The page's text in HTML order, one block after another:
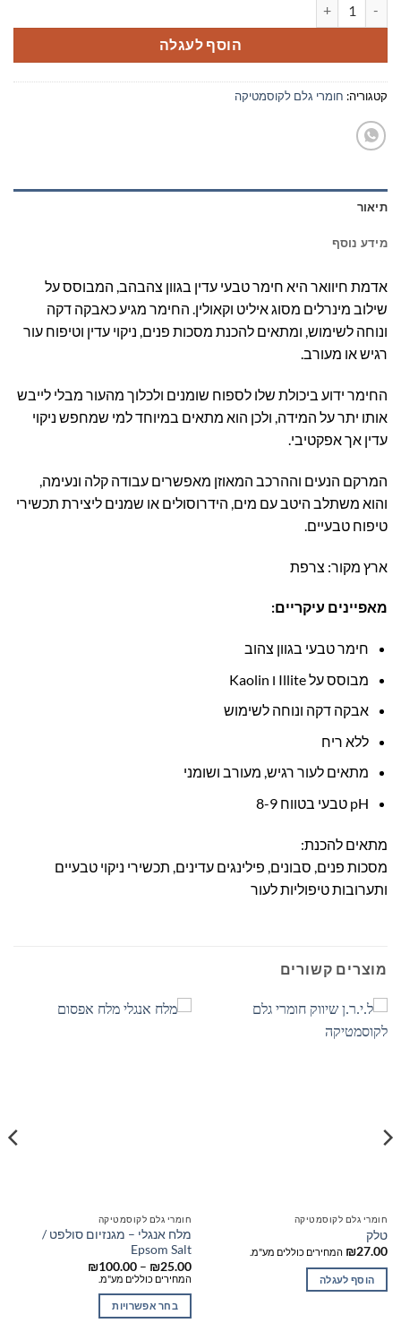
הוסף לעגלה
קטגוריה: חומרי גלם לקוסמטיקה
תיאור
מידע נוסף
אדמת חיוואר היא חימר טבעי עדין בגוון צהבהב, המבוסס על
שילוב מינרלים מסוג איליט וקאולין. החימר מגיע כאבקה דקה
ונוחה לשימוש, ומתאים להכנת מסכות פנים, ניקוי עדין וטיפוח עור
רגיש או מעורב.
החימר ידוע ביכולת שלו לספוח שומנים ולכלוך מהעור מבלי לייבש
אותו יתר על המידה, ולכן הוא מתאים במיוחד למי שמחפש ניקוי
עדין אך אפקטיבי.
המרקם הנעים וההרכב המאוזן מאפשרים עבודה קלה ונעימה,
והוא משתלב היטב עם מים, הידרוסולים או שמנים ליצירת תכשירי
טיפוח טבעיים.
ארץ מקור: צרפת
מאפיינים עיקריים:
חימר טבעי בגוון צהוב
מבוסס על Illite ו Kaolin
אבקה דקה ונוחה לשימוש
ללא ריח
מתאים לעור רגיש, מעורב ושומני
pH טבעי בטווח 8-9
מתאים להכנת:
מסכות פנים, סבונים, פילינגים עדינים, תכשירי ניקוי טבעיים
ותערובות טיפוליות לעור
מוצרים קשורים
חומרי גלם לקוסמטיקה
טלק
₪27.00 המחירים כוללים מע"מ.
הוסף לעגלה
חומרי גלם לקוסמטיקה
מלח אנגלי – מגנזיום סולפט /
Epsom Salt
₪25.00
–
₪100.00
טווח
המחירים כוללים מע"מ.
בחר אפשרויות